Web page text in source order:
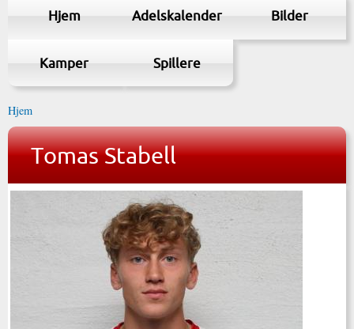
Hjem Adelskalender Bilder
Kamper Spillere
Hjem
Tomas Stabell